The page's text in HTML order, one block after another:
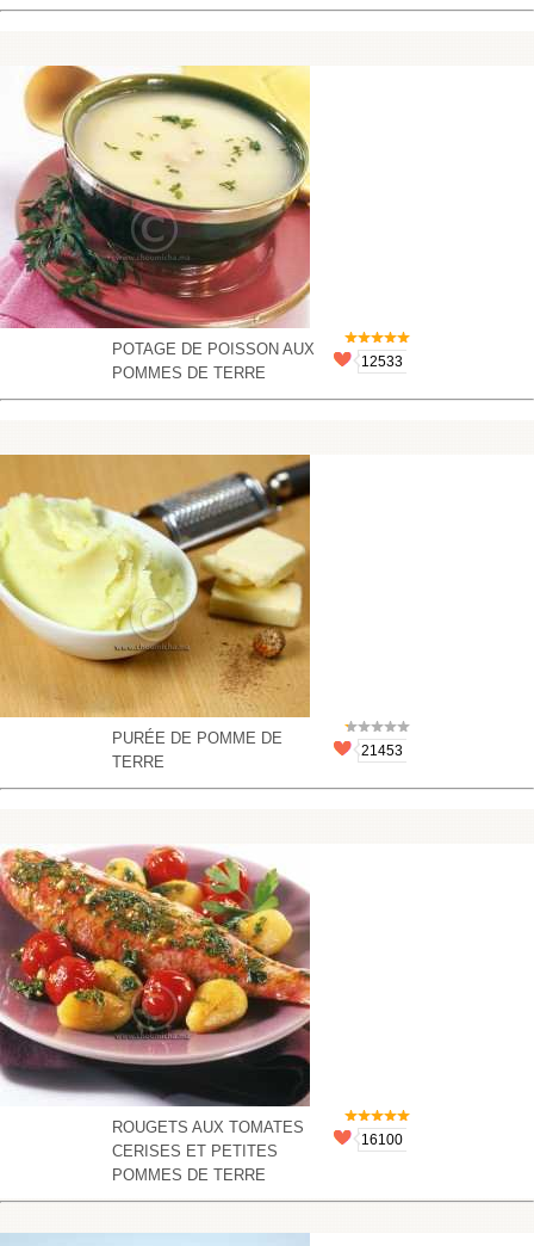
POTAGE DE POISSON AUX
POMMES DE TERRE
12533
PURÉE DE POMME DE
TERRE
21453
ROUGETS AUX TOMATES
CERISES ET PETITES
POMMES DE TERRE
16100